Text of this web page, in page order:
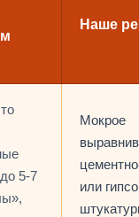
Наше
5-7
Мокрое
или